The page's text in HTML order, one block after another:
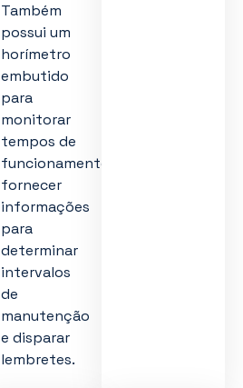
Também
possui um
horímetro
embutido
para
monitorar
tempos de
funcionamento,
fornecer
informações
para
determinar
intervalos
de
manutenção
e disparar
lembretes.